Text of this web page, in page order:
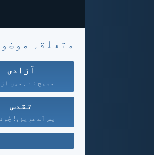
متعلقہ
آزادی
مسِیح نے ہمیں
تقدس
پس اَے عزِیزو!